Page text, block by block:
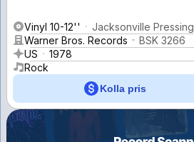
Vinyl 10-12''
Jacksonville Pressing
Warner Bros. Records
BSK 3266
US
1978
Rock
Kolla pris